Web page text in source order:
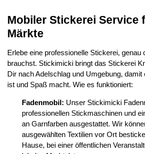
Mobiler Stickerei Service
Märkte
Erlebe eine professionelle Stickerei, genau
brauchst. Stickimicki bringt das Stickerei
Dir nach Adelschlag und Umgebung, damit
ist und Spaß macht. Wie es funktioniert:
Fadenmobil: Unser Stickimicki
professionellen Stickmaschinen und
an Garnfarben ausgestattet. Wir
ausgewählten Textilien vor Ort
Hause, bei einer öffentlichen